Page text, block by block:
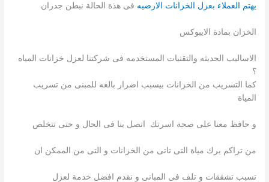
يهتم العملاء بعزل الخزانات الارضيه فى هذة الحالة نبطن جدران
الخزان بمادة الايبوكس
الاساليب الحديثه والتقنيات المستخدمه فى شركتنا لعزل خزانات المياه
؟
كما التسريب من الخزانات بيسبب اضرار بالغه للمبنى من تسريب
المياة
و حافظ معنا على صحة اسرتك اتصل بنا فى الحال و حتى تتخلص
من تراكم برك مياة التى تاتى من الخزانات و التى من الممكن ان
تسبب تشققات و تلف فى المبانى و نقدم افضل خدمة لعزل